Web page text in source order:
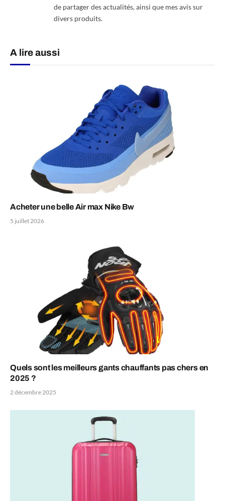
de partager des actualités, ainsi que mes avis sur
divers produits.
A lire aussi
Acheter une belle Air max Nike Bw
5 juillet 2026
Quels sont les meilleurs gants chauffants pas chers en
2025 ?
2 décembre 2025